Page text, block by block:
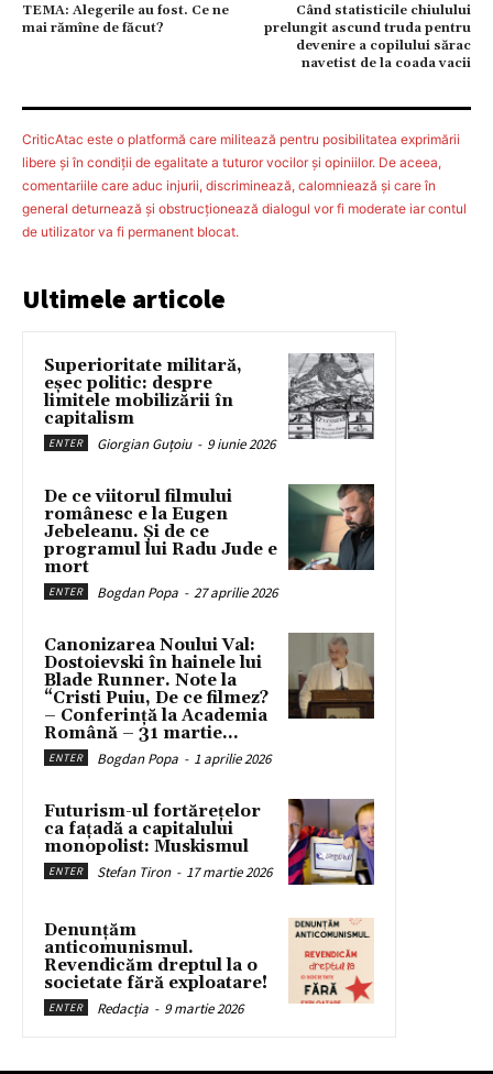
TEMA: Alegerile au fost. Ce ne
mai rămîne de făcut?
Când statisticile chiulului
prelungit ascund truda pentru
devenire a copilului sărac
navetist de la coada vacii
CriticAtac este o platformă care militează pentru posibilitatea exprimării
libere şi în condiţii de egalitate a tuturor vocilor şi opiniilor. De aceea,
comentariile care aduc injurii, discriminează, calomniează şi care în
general deturnează şi obstrucţionează dialogul vor fi moderate iar contul
de utilizator va fi permanent blocat.
Ultimele articole
Superioritate militară,
eșec politic: despre
limitele mobilizării în
capitalism
ENTER Giorgian Guțoiu - 9 iunie 2026
De ce viitorul filmului
românesc e la Eugen
Jebeleanu. Și de ce
programul lui Radu Jude e
mort
ENTER Bogdan Popa - 27 aprilie 2026
Canonizarea Noului Val:
Dostoievski în hainele lui
Blade Runner. Note la
“Cristi Puiu, De ce filmez?
– Conferință la Academia
Română – 31 martie...
ENTER Bogdan Popa - 1 aprilie 2026
Futurism-ul fortărețelor
ca fațadă a capitalului
monopolist: Muskismul
ENTER Stefan Tiron - 17 martie 2026
Denunțăm
anticomunismul.
Revendicăm dreptul la o
societate fără exploatare!
ENTER Redacția - 9 martie 2026